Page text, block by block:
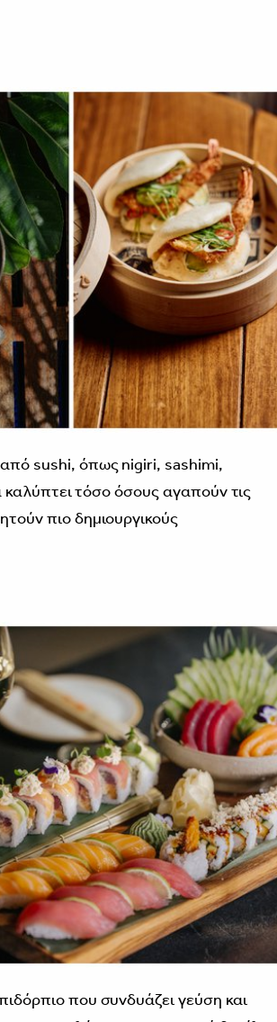
από sushi, όπως nigiri, sashimi,
τόσο όσους αγαπούν τις
πιο δημιουργικούς
που συνδυάζει γεύση και